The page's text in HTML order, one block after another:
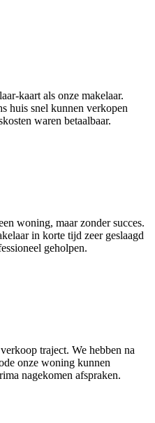
kaart als onze makelaar.
huis snel kunnen verkopen
waren betaalbaar.
woning, maar zonder succes.
in korte tijd zeer geslaagd
geholpen.
traject. We hebben na
onze woning kunnen
nagekomen afspraken.